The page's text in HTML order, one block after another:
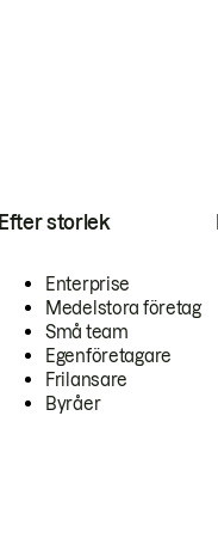
Efter storlek
Enterprise
Medelstora företag
Små team
Egenföretagare
Frilansare
Byråer